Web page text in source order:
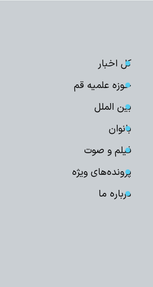
کل اخبار
حوزه علمیه قم
بین الملل
بانوان
فیلم و صوت
پرونده‌های ویژه
درباره ما